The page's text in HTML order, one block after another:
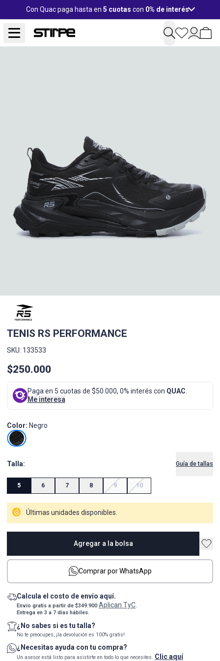
Con Quac paga hasta en 5 cuotas con 0% de interés
TENIS RS PERFORMANCE
SKU: 133533
$250.000
Paga en 5 cuotas de $50.000, 0% interés con QUAC
Me interesa
Color: Negro
Talla: Guía de tallas
5 6 7 8 9 10
Últimas unidades disponibles.
Agregar a la bolsa
Comprar por WhatsApp
Calcula el costo de envío aquí.
Envío gratis a partir de $349.900Aplican TyC.
Entrega en 3 a 7 días hábiles.
¿No sabes si es tu talla?
No te preocupes, ¡la devolución es 100% gratis!
¿Necesitas ayuda con tu compra?
Un asesor está listo para asistirte en todo lo que necesites. Clic aquí